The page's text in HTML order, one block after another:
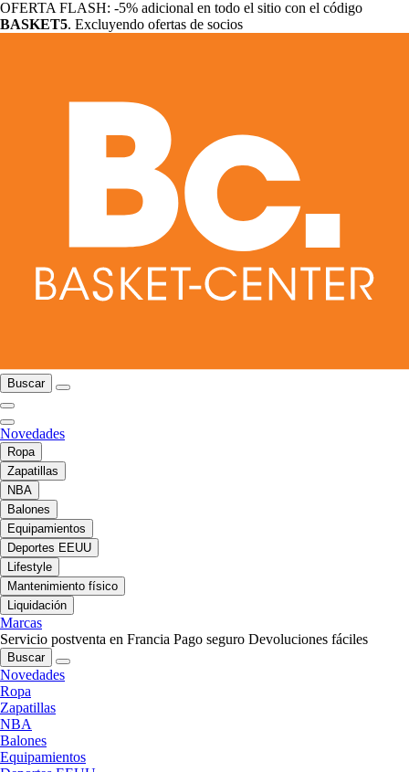
OFERTA FLASH: -5% adicional en todo el sitio con el código
BASKET5. Excluyendo ofertas de socios
Buscar
Novedades
Ropa
Zapatillas
NBA
Balones
Equipamientos
Deportes EEUU
Lifestyle
Mantenimiento físico
Liquidación
Marcas
Servicio postventa en Francia Pago seguro Devoluciones fáciles
Buscar
Novedades
Ropa
Zapatillas
NBA
Balones
Equipamientos